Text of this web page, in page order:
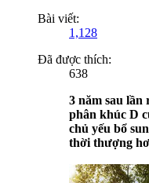
Bài viết:
1,128
Đã được thích:
638
3 năm sau lần
phân khúc D
chủ yếu bổ
thời thượng